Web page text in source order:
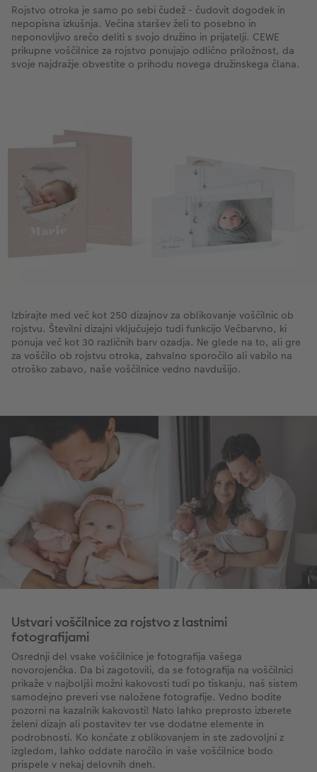
Rojstvo otroka je samo po sebi čudež - čudovit dogodek in
nepopisna izkušnja. Večina staršev želi to posebno in
neponovljivo srečo deliti s svojo družino in prijatelji. CEWE
prikupne voščilnice za rojstvo ponujajo odlično priložnost, da
svoje najdražje obvestite o prihodu novega družinskega člana.
Izbirajte med več kot 250 dizajnov za oblikovanje voščilnic ob
rojstvu. Številni dizajni vključujejo tudi funkcijo Večbarvno, ki
ponuja več kot 30 različnih barv ozadja. Ne glede na to, ali gre
za voščilo ob rojstvu otroka, zahvalno sporočilo ali vabilo na
otroško zabavo, naše voščilnice vedno navdušijo.
Ustvari voščilnice za rojstvo z lastnimi
fotografijami
Osrednji del vsake voščilnice je fotografija vašega
novorojenčka. Da bi zagotovili, da se fotografija na voščilnici
prikaže v najboljši možni kakovosti tudi po tiskanju, naš sistem
samodejno preveri vse naložene fotografije. Vedno bodite
pozorni na kazalnik kakovosti! Nato lahko preprosto izberete
želeni dizajn ali postavitev ter vse dodatne elemente in
podrobnosti. Ko končate z oblikovanjem in ste zadovoljni z
izgledom, lahko oddate naročilo in vaše voščilnice bodo
prispele v nekaj delovnih dneh.